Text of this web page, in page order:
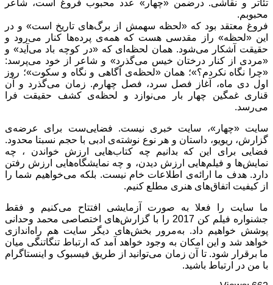
تئاتر و نقاشی. درضمن «چهار» عدد محبوب فروغ است، شاعر
محبوبم.
فروغ معتقد بود که «لحظه سهمش از برگ‌های تاریخ است» و در
این «لحظه» راز مقدسی هست که همه‌ی پرده‌ها کنار می‌رود و
حقیقت آشکار می‌شود. همان لحظه‌ای که «در کوچه باد می‌آید» و
«مردی از کنار درختان خیس می‌گذرد» و شاعر از خود می‌پرسد:
«چرا نگاه نکردم؟»؛ همان «لحظه‌ی آگاهی و نگاه و سکوت»؛ روز
اول دی‌ ماه، آغاز فصل سرد، فصل چهارم. زمان می‌گذرد و آن
قناری غمگین چهار بار می‌نوازد و لحظه‌ی کشف حقیقت فرا
می‌رسد.
سایت «چهار»، سایت خبری نیست. فضایی‌ست برای عرضه‌ی
گزارش‌، ریویو، داستان و هر نوع نوشته‌ی ادبی با حجم نسبتا محدود.
فضایی برای این که بدانیم چه کتاب‌هایی ارزش خواندن ، چه
نمایش‌ها و فیلم‌هایی ارزش دیدن، و چه نمایشگاه‌هایی ارزش رفتن
دارد. هدف ما ارائه‌ی اطلاعات خام نیست. بلکه می‌خواهیم شما را
از کیفیت اتفاق‌های هنری مطلع کنیم.
ما سایت را فعلا به صورت آزمایشی افتتاح می‌کنیم و فقط
جشنواره فیلم کن 2017 را با گزارش‌های اختصاصی محمد وحدانی
پوشش خواهیم داد. به‌مرور بخش‌های دیگر سایت هم راه‌اندازی
خواهد شد و این امکان به وجود خواهد آمد که ارتباط تنگاتنگی میان
ما برقرار شود. تا آن زمان می‌توانید از طریق فیسبوک و اینستاگرام
با من در ارتباط باشید.